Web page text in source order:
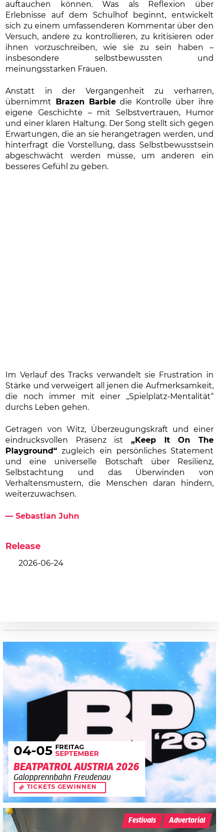
auftauchen können. Was als Reflexion über
Erlebnisse auf dem Schulhof beginnt, entwickelt
sich zu einem umfassenderen Kommentar über den
Versuch, andere zu kontrollieren, zu kritisieren oder
ihnen vorzuschreiben, wie sie zu sein haben –
insbesondere selbstbewussten und
meinungsstarken Frauen.
Anstatt in der Vergangenheit zu verharren,
übernimmt
Brazen Barbiedie Kontrolle über ihre
eigene Geschichte – mit Selbstvertrauen, Humor
und einer klaren Haltung. Der Song stellt sich gegen
Erwartungen, die an sie herangetragen werden, und
hinterfragt die Vorstellung, dass Selbstbewusstsein
abgeschwächt werden müsse, um anderen ein
besseres Gefühl zu geben.
Im Verlauf des Tracks verwandelt sie Frustration in
Stärke und verweigert all jenen die Aufmerksamkeit,
die noch immer mit einer „Spielplatz-Mentalität“
durchs Leben gehen.
Getragen von Witz, Überzeugungskraft und einer
eindrucksvollen Präsenz ist „Keep It On The
Playground“ zugleich ein persönliches Statement
und eine universelle Botschaft über Resilienz,
Selbstachtung und das Überwinden von
Verhaltensmustern, die Menschen daran hindern,
weiterzuwachsen.
— Sebastian Juhn
Release
2026-06-24
04-05 FREITAG
SEPTEMBER
BEATPATROL AUSTRIA 2026
Galopprennbahn Freudenau
TICKETS GEWINNEN
Festivals Advertorial